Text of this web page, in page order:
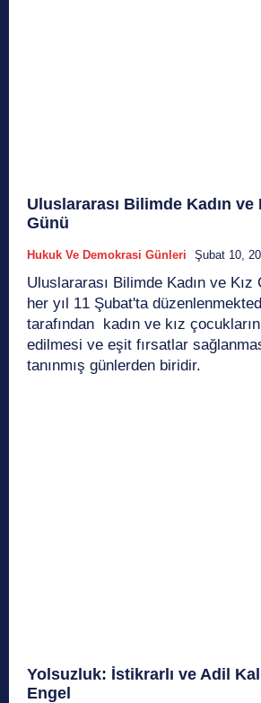
Uluslararası Bilimde Kadın ve
Günü
Hukuk Ve Demokrasi Günleri Şubat 10,
Uluslararası Bilimde Kadın ve Kız
her yıl 11 Şubat'ta
tarafından kadın ve kız
edilmesi ve eşit fırsatlar
tanınmış günlerden biridir.
Yolsuzluk: İstikrarlı ve Adil
Engel